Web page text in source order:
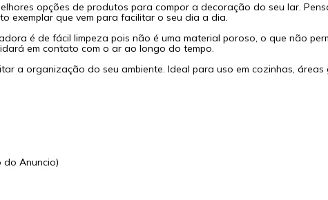
opções de produtos para compor a decoração do seu lar.
exemplar que vem para facilitar o seu dia a dia.
é de fácil limpeza pois não é uma material poroso, o que não
em contato com o ar ao longo do tempo.
a organização do seu ambiente. Ideal para uso em cozinhas, áreas
do Anuncio)